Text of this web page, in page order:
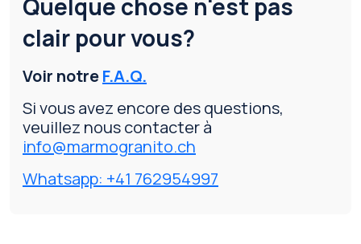
Quelque chose n'est pas
clair pour vous?
Voir notreF.A.Q.
Si vous avez encore des questions,
veuillez nous contacter à
info@marmogranito.ch
Whatsapp: +41 762954997